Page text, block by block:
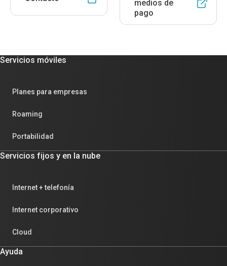
medios de
pago
Servicios móviles
Planes para empresas
Roaming
Portabilidad
Servicios fijos y en la nube
Internet + telefonía
Internet corporativo
Cloud
Ayuda